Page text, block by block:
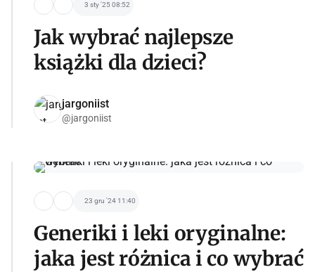
3 sty '25 08:52
Jak wybrać najlepsze
książki dla dzieci?
jargoniist
@jargoniist
23 gru '24 11:40
Generiki i leki oryginalne:
jaka jest różnica i co wybrać